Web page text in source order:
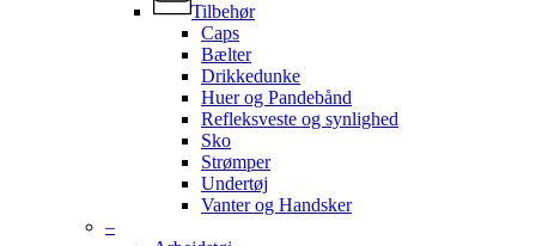
Tilbehør
Caps
Bælter
Drikkedunke
Huer og Pandebånd
Refleksveste og synlighed
Sko
Strømper
Undertøj
Vanter og Handsker
–